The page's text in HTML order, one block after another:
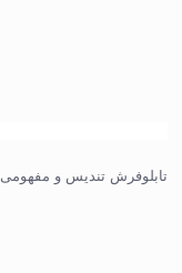
تابلوفرش تندیس و مفهومی